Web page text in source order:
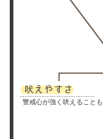
警戒心が強く吠えることも